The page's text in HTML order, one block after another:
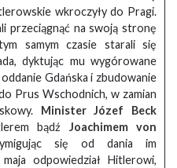
wkroczyły do Pragi.
przeciągnąć na swoją stronę
samym czasie starali się
dyktując mu wygórowane
Gdańska i zbudowanie
Prus Wschodnich, w zamian
Minister Józef Beck
bądź Joachimem von
się od dania im
odpowiedział Hitlerowi,